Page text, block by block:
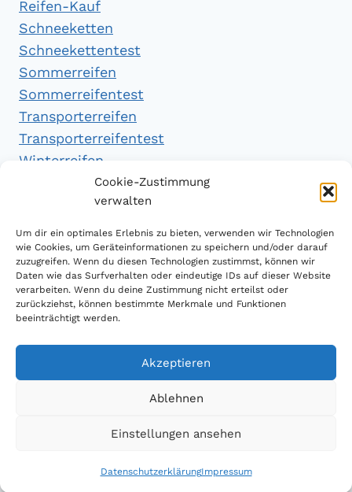
Cookie-Zustimmung
verwalten
Um dir ein optimales Erlebnis zu bieten, verwenden wir Technologien
wie Cookies, um Geräteinformationen zu speichern und/oder darauf
zuzugreifen. Wenn du diesen Technologien zustimmst, können wir
Daten wie das Surfverhalten oder eindeutige IDs auf dieser Website
verarbeiten. Wenn du deine Zustimmung nicht erteilst oder
zurückziehst, können bestimmte Merkmale und Funktionen
beeinträchtigt werden.
Akzeptieren
Ablehnen
Einstellungen ansehen
DatenschutzerklärungImpressum
Reifen-Kauf
Schneeketten
Schneekettentest
Sommerreifen
Sommerreifentest
Transporterreifen
Transporterreifentest
Winterreifen
Winterreifentest
Empfehlungen
Handytarifvergleich
Luftsport Magazin